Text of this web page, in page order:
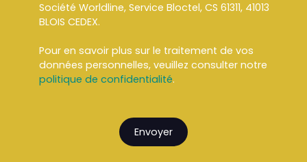
Société Worldline, Service Bloctel, CS 61311, 41013
BLOIS CEDEX.
Pour en savoir plus sur le traitement de vos
données personnelles, veuillez consulter notre
politique de confidentialité.
Envoyer